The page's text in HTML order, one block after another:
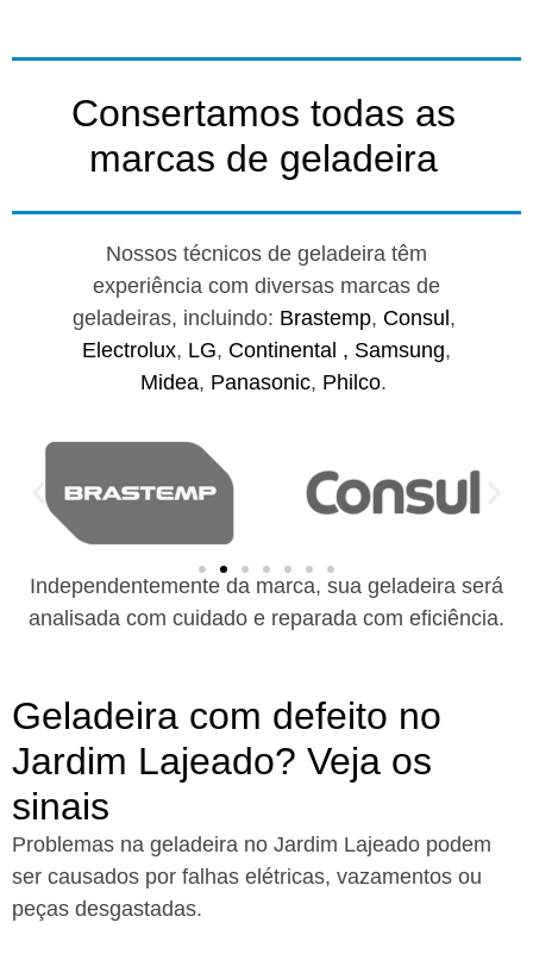
Consertamos todas as
marcas de geladeira
Nossos técnicos de geladeira têm
experiência com diversas marcas de
geladeiras, incluindo: Brastemp, Consul ,
Electrolux, LG, Continental , Samsung,
Midea, Panasonic, Philco.
Independentemente da marca, sua geladeira será
analisada com cuidado e reparada com eficiência.
Geladeira com defeito no
Jardim Lajeado? Veja os
sinais
Problemas na geladeira no Jardim Lajeado podem
ser causados por falhas elétricas, vazamentos ou
peças desgastadas.